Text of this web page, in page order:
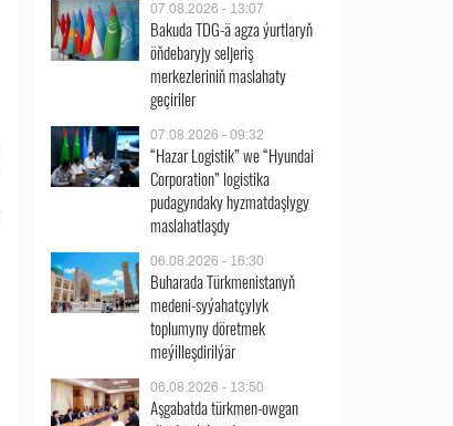
07.08.2026 - 13:07
Bakuda TDG-ä agza ýurtlaryň
öňdebaryjy seljeriş
merkezleriniň maslahaty
geçiriler
07.08.2026 - 09:32
“Hazar Logistik” we “Hyundai
Corporation” logistika
pudagyndaky hyzmatdaşlygy
maslahatlaşdy
06.08.2026 - 16:30
Buharada Türkmenistanyň
medeni-syýahatçylyk
toplumyny döretmek
meýilleşdirilýär
06.08.2026 - 13:50
Aşgabatda türkmen-owgan